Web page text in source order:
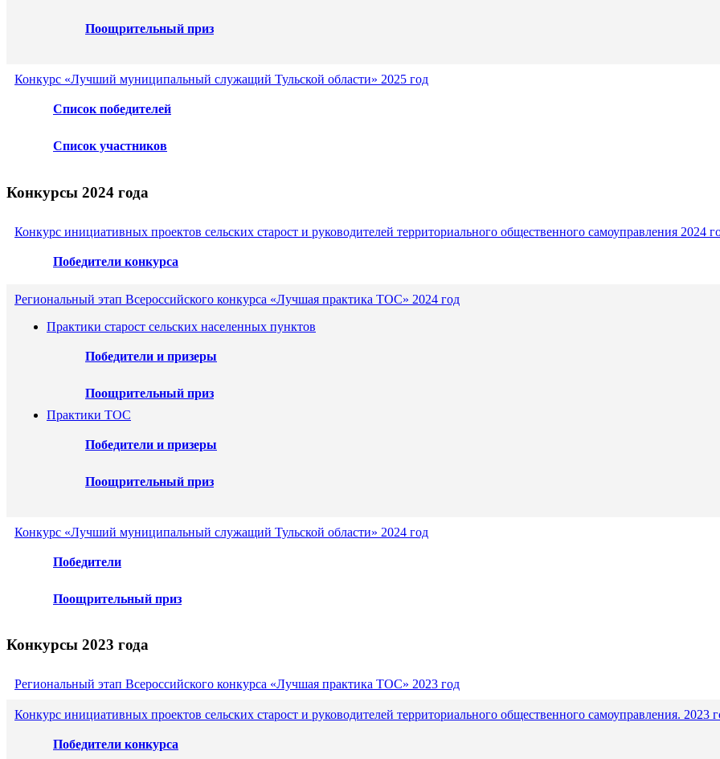
Поощрительный приз
Конкурс «Лучший муниципальный служащий Тульской области» 2025 год
Список победителей
Список участников
Конкурсы 2024 года
Конкурс инициативных проектов сельских старост и руководителей территориального общественного самоуправления 2024
Победители конкурса
Региональный этап Всероссийского конкурса «Лучшая практика ТОС» 2024 год
Практики старост сельских населенных пунктов
Победители и призеры
Поощрительный приз
Практики ТОС
Победители и призеры
Поощрительный приз
Конкурс «Лучший муниципальный служащий Тульской области» 2024 год
Победители
Поощрительный приз
Конкурсы 2023 года
Региональный этап Всероссийского конкурса «Лучшая практика ТОС» 2023 год
Конкурс инициативных проектов сельских старост и руководителей территориального общественного самоуправления. 2023
Победители конкурса